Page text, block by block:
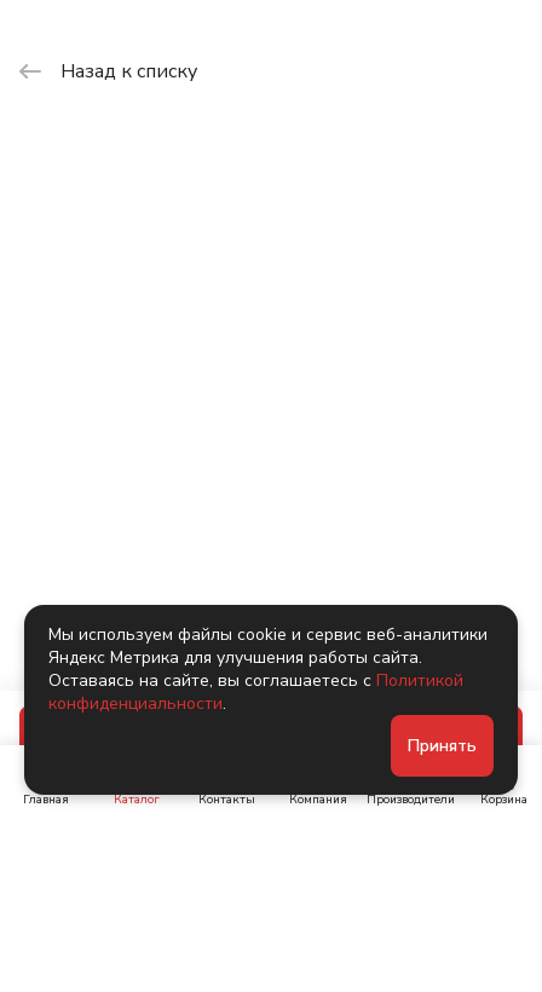
Назад к списку
Главная Каталог Контакты Компания Производители Корзина
Мы используем файлы cookie и сервис веб-аналитики
Яндекс Метрика для улучшения работы сайта.
Оставаясь на сайте, вы соглашаетесь с Политикой
конфиденциальности.
Принять